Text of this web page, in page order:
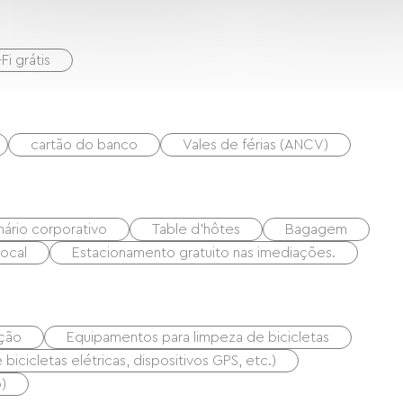
grátis
cartão do banco Vales de férias (ANCV)
corporativo Table d'hôtes
Bagagem
Estacionamento gratuito nas imediações.
Equipamentos para limpeza de bicicletas
elétricas, dispositivos GPS, etc.)